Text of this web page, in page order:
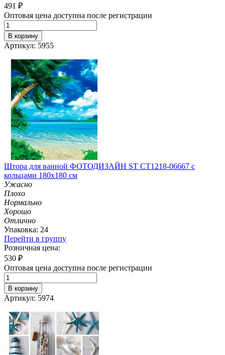
491 ₽
Оптовая цена доступна после регистрации
В корзину
Артикул: 5955
Штора для ванной ФОТОДИЗАЙН ST CT1218-06667 с
кольцами 180х180 см
Ужасно
Плохо
Нормально
Хорошо
Отлично
Упаковка: 24
Перейти в группу
Розничная цена:
530 ₽
Оптовая цена доступна после регистрации
В корзину
Артикул: 5974